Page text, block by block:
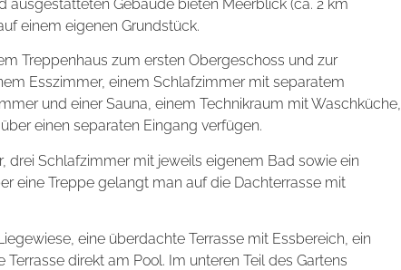
ausgestatteten Gebäude bieten Meerblick (ca. 2 km
einem eigenen Grundstück.
Treppenhaus zum ersten Obergeschoss und zur
Esszimmer, einem Schlafzimmer mit separatem
und einer Sauna, einem Technikraum mit Waschküche,
einen separaten Eingang verfügen.
drei Schlafzimmer mit jeweils eigenem Bad sowie ein
eine Treppe gelangt man auf die Dachterrasse mit
eine überdachte Terrasse mit Essbereich, ein
direkt am Pool. Im unteren Teil des Gartens